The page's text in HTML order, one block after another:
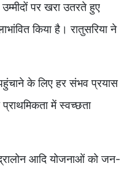
उम्मीदों पर खरा उतरते हुए
किया है। रातुसरिया ने
के लिए हर संभव प्रयास
में स्वच्छता
आदि योजनाओं को जन-